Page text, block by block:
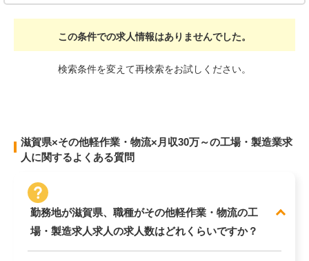
この条件での求人情報はありませんでした。
検索条件を変えて再検索をお試しください。
滋賀県×その他軽作業・物流×月収30万～の工場・製造業求
人に関するよくある質問
勤務地が滋賀県、職種がその他軽作業・物流の工
場・製造求人求人の求人数はどれくらいですか？